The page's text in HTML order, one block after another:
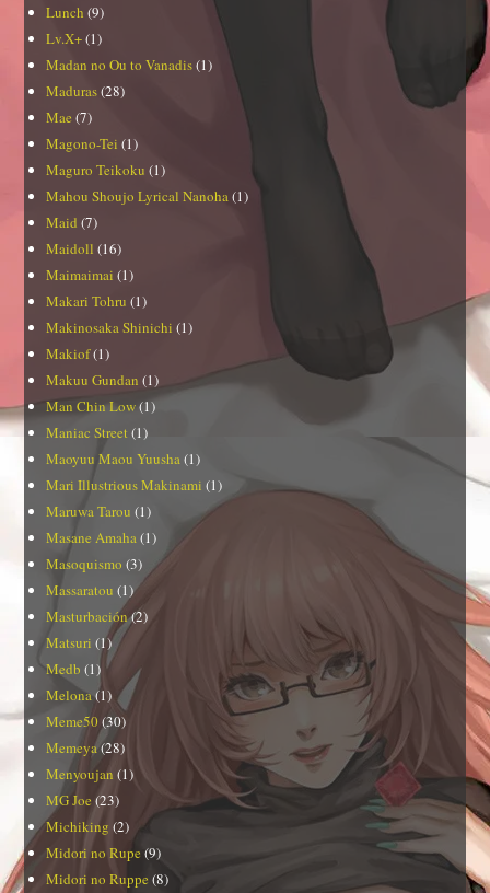
Lunch (9)
Lv.X+(1)
Madan no Ou to Vanadis(1)
Maduras(28)
Mae (7)
Magono-Tei (1)
Maguro Teikoku (1)
Mahou Shoujo Lyrical Nanoha (1)
Maid (7)
Maidoll (16)
Maimaimai (1)
Makari Tohru (1)
Makinosaka Shinichi (1)
Makiof(1)
Makuu Gundan (1)
Man Chin Low(1)
Maniac Street (1)
Maoyuu Maou Yuusha (1)
Mari Illustrious Makinami (1)
Maruwa Tarou (1)
Masane Amaha (1)
Masoquismo (3)
Massaratou (1)
Masturbación(2)
Matsuri (1)
Medb (1)
Melona(1)
Meme50(30)
Memeya(28)
Menyoujan (1)
MG Joe (23)
Michiking (2)
Midori no Rupe (9)
Midori no Ruppe (8)